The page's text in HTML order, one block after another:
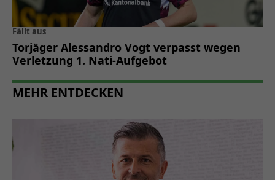
Fällt aus
Torjäger Alessandro Vogt verpasst wegen
Verletzung 1. Nati-Aufgebot
MEHR ENTDECKEN